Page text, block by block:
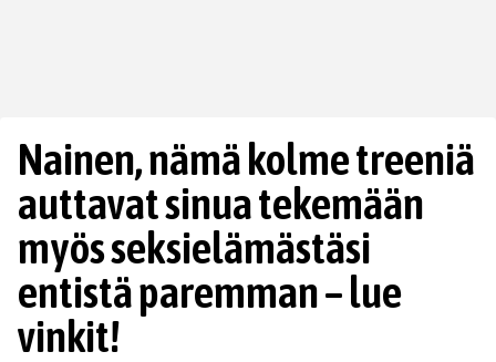
Nainen, nämä kolme treeniä
auttavat sinua tekemään
myös seksielämästäsi
entistä paremman – lue
vinkit!